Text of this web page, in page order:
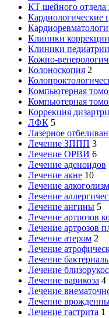
КТ шейного отдела
Кардиологические
Клиники коррекции
Клиники педиатрии
Кожно-
Колоноскопия 2
Компьютерная
Компьютерная
Коррекция
ЛФК 5
Лазерное
Лечение ЗППП 3
Лечение ОРВИ 6
Лечение аденоидов
Лечение акне 10
Лечение
Лечение
Лечение ангины 5
Лечение артрозов
Лечение артрозов
Лечение атером 2
Лечение
Лечение
Лечение
Лечение варикоза 4
Лечение
Лечение
Лечение гастрита 1